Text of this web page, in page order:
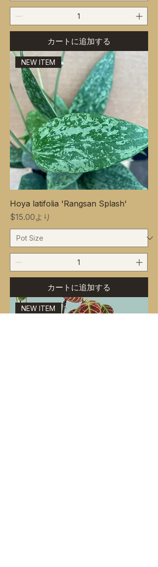
カートに追加する
NEW ITEM
Hoya latifolia 'Rangsan Splash'
$15.00より
セール価格
カートに追加する
NEW ITEM